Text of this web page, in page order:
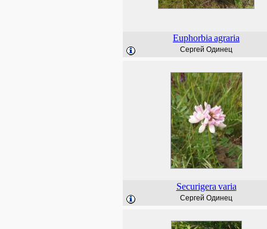
Euphorbia agraria
Сергей Одинец
Securigera varia
Сергей Одинец